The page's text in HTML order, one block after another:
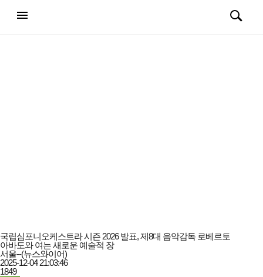
전체메뉴
열기/
검색
열기/
국립심포니오케스트라 시즌 2026 발표, 제8대 음악감독 로베르토
아바도와 여는 새로운 예술적 장
서울--(뉴스와이어)
2025-12-04 21:03:46
1849